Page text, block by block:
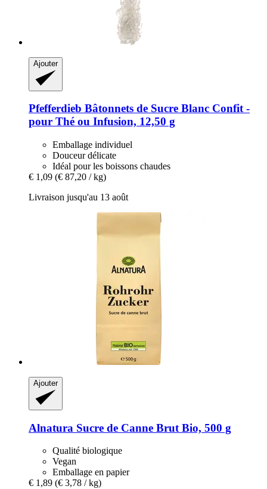
Ajouter
Pfefferdieb Bâtonnets de Sucre Blanc Confit -​
pour Thé ou Infusion, 12,50 g
Emballage individuel
Douceur délicate
Idéal pour les boissons chaudes
€ 1,09 (€ 87,20 / kg)
Livraison jusqu'au 13 août
Ajouter
Alnatura Sucre de Canne Brut Bio, 500 g
Qualité biologique
Vegan
Emballage en papier
€ 1,89 (€ 3,78 / kg)